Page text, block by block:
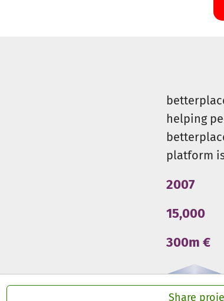
Share
helping
platform
2007
15,000
300m €